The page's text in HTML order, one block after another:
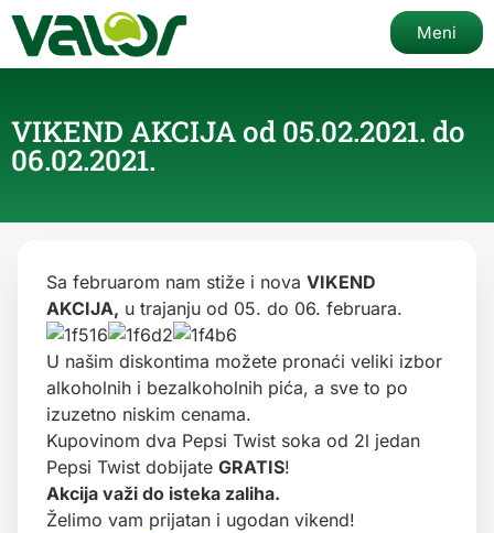
Meni
VIKEND AKCIJA od 05.02.2021. do
06.02.2021.
Sa februarom nam stiže i nova VIKEND
AKCIJA, u trajanju od 05. do 06. februara.
U našim diskontima možete pronaći veliki izbor
alkoholnih i bezalkoholnih pića, a sve to po
izuzetno niskim cenama.
Kupovinom dva Pepsi Twist soka od 2l jedan
Pepsi Twist dobijate GRATIS!
Akcija važi do isteka zaliha.
Želimo vam prijatan i ugodan vikend!